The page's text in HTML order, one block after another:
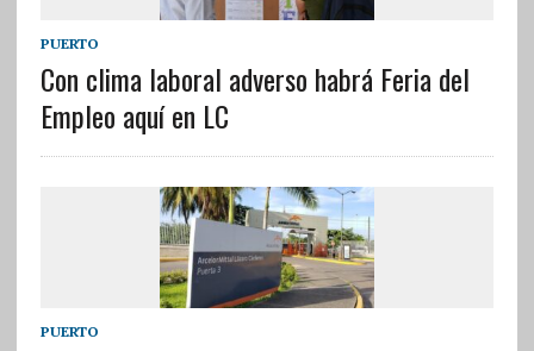
PUERTO
Con clima laboral adverso habrá Feria del
Empleo aquí en LC
PUERTO